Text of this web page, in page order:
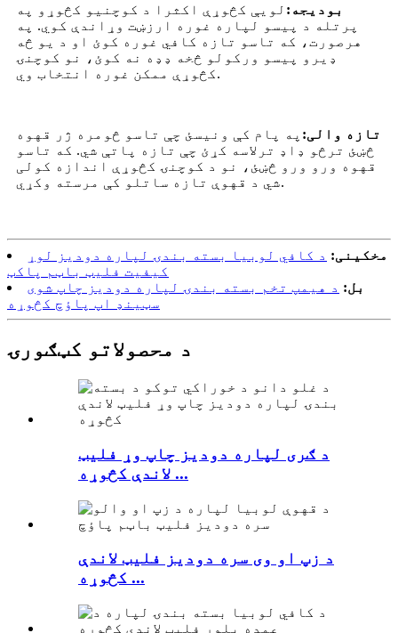
بودیجه: لویې کڅوړې اکثرا د کوچنیو کڅوړو په
پرتله د پیسو لپاره غوره ارزښت وړاندې کوي. په
هرصورت، که تاسو تازه کافي غوره کوئ او د یو څه
ډیرو پیسو ورکولو څخه ډډه نه کوئ، نو کوچنۍ
کڅوړې ممکن غوره انتخاب وي.
تازه والی: په پام کې ونیسئ چې تاسو څومره ژر قهوه
څښئ ترڅو ډاډ ترلاسه کړئ چې تازه پاتې شي. که تاسو
قهوه ورو ورو څښئ، نو د کوچنۍ کڅوړې اندازه کولی
شي د قهوې تازه ساتلو کې مرسته وکړي.
مخکینی: د کافي لوبیا بسته بندۍ لپاره دودیز لوړ
کیفیت فلیټ باټم پاکټ
بل: د هیمپ تخم بسته بندۍ لپاره دودیز چاپ شوی
سټینډ اپ پاؤچ کڅوړه
د محصولاتو کټګورۍ
د ګری لپاره دودیز چاپ وړ فلیټ
لاندې کڅوړه ...
د زپ او وی سره دودیز فلیټ لاندې
کڅوړه ...